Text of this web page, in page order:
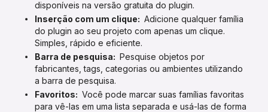
disponíveis na versão gratuita do plugin.
Inserção com um clique: Adicione qualquer família
do plugin ao seu projeto com apenas um clique.
Simples, rápido e eficiente.
Barra de pesquisa: Pesquise objetos por
fabricantes, tags, categorias ou ambientes utilizando
a barra de pesquisa.
Favoritos: Você pode marcar suas famílias favoritas
para vê-las em uma lista separada e usá-las de forma